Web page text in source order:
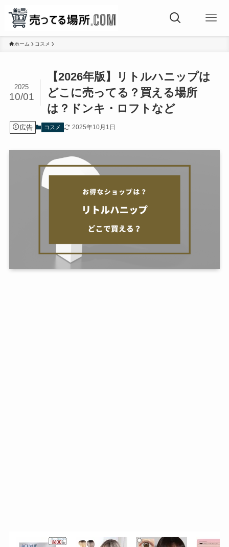
ホーム コスメ
【2026年版】リトルハニップは
どこに売ってる？買える場所
は？ドンキ・ロフトなど
2025
10/01
広告 コスメ 2025年10月1日